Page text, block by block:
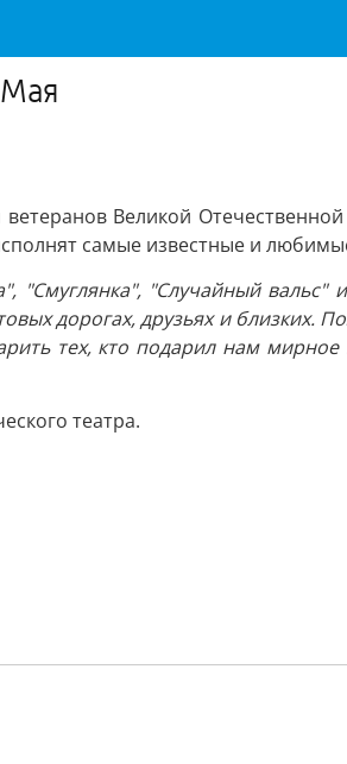
Великой
самые известные и
"Смуглянка", "Случайный вальс"
дорогах, друзьях и близких.
тех, кто подарил нам мирное
театра.